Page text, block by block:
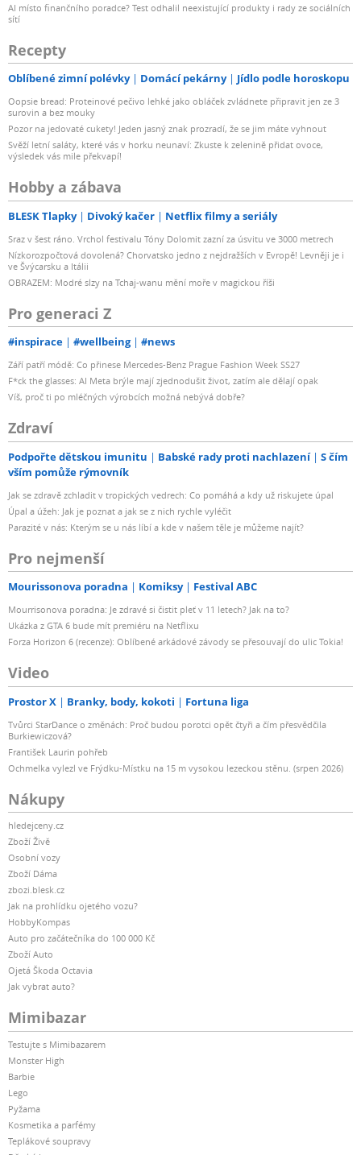
AI místo finančního poradce? Test odhalil neexistující produkty i rady ze sociálních
sítí
Recepty
Oblíbené zimní polévky Domácí pekárny Jídlo podle horoskopu
Oopsie bread: Proteinové pečivo lehké jako obláček zvládnete připravit jen ze 3
surovin a bez mouky
Pozor na jedovaté cukety! Jeden jasný znak prozradí, že se jim máte vyhnout
Svěží letní saláty, které vás v horku neunaví: Zkuste k zelenině přidat ovoce,
výsledek vás mile překvapí!
Hobby a zábava
BLESK Tlapky Divoký kačer Netflix filmy a seriály
Sraz v šest ráno. Vrchol festivalu Tóny Dolomit zazní za úsvitu ve 3000 metrech
Nízkorozpočtová dovolená? Chorvatsko jedno z nejdražších v Evropě! Levněji je i
ve Švýcarsku a Itálii
OBRAZEM: Modré slzy na Tchaj-wanu mění moře v magickou říši
Pro generaci Z
#inspirace #wellbeing #news
Září patří módě: Co přinese Mercedes-Benz Prague Fashion Week SS27
F*ck the glasses: AI Meta brýle mají zjednodušit život, zatím ale dělají opak
Víš, proč ti po mléčných výrobcích možná nebývá dobře?
Zdraví
Podpořte dětskou imunitu Babské rady proti nachlazení
S čím
vším pomůže rýmovník
Jak se zdravě zchladit v tropických vedrech: Co pomáhá a kdy už riskujete úpal
Úpal a úžeh: Jak je poznat a jak se z nich rychle vyléčit
Parazité v nás: Kterým se u nás líbí a kde v našem těle je můžeme najít?
Pro nejmenší
Mourissonova poradna Komiksy Festival ABC
Mourrisonova poradna: Je zdravé si čistit pleť v 11 letech? Jak na to?
Ukázka z GTA 6 bude mít premiéru na Netflixu
Forza Horizon 6 (recenze): Oblíbené arkádové závody se přesouvají do ulic Tokia!
Video
Prostor X Branky, body, kokoti Fortuna liga
Tvůrci StarDance o změnách: Proč budou porotci opět čtyři a čím přesvědčila
Burkiewiczová?
František Laurin pohřeb
Ochmelka vylezl ve Frýdku-Místku na 15 m vysokou lezeckou stěnu. (srpen 2026)
Nákupy
hledejceny.cz
Zboží Živě
Osobní vozy
Zboží Dáma
zbozi.blesk.cz
Jak na prohlídku ojetého vozu?
HobbyKompas
Auto pro začátečníka do 100 000 Kč
Zboží Auto
Ojetá Škoda Octavia
Jak vybrat auto?
Mimibazar
Testujte s Mimibazarem
Monster High
Barbie
Lego
Pyžama
Kosmetika a parfémy
Teplákové soupravy